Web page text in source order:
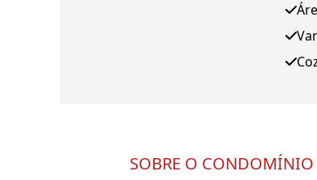
SOBRE O CONDOMÍNIO